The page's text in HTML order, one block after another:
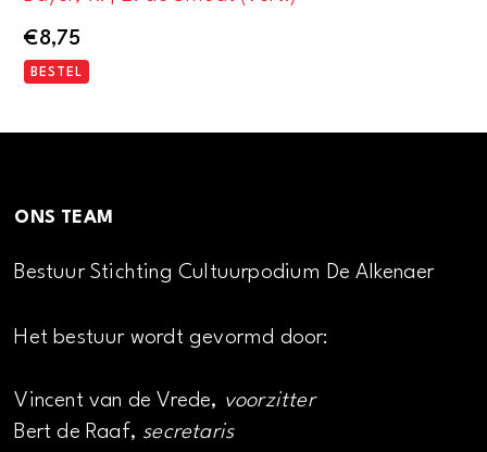
€8,75
BESTEL
ONS TEAM
Bestuur Stichting Cultuurpodium De Alkenaer
Het bestuur wordt gevormd door:
Vincent van de Vrede, voorzitter
Bert de Raaf, secretaris